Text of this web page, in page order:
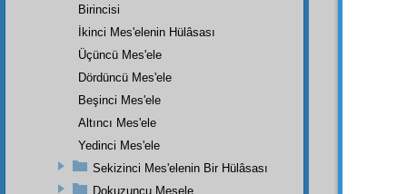
Birincisi
İkinci Mes'elenin Hülâsası
Üçüncü Mes'ele
Dördüncü Mes'ele
Beşinci Mes'ele
Altıncı Mes'ele
Yedinci Mes'ele
Sekizinci Mes'elenin Bir Hülâsası
Dokuzuncu Mesele